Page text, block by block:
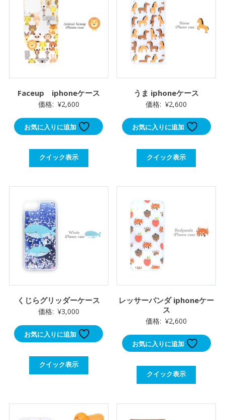
Faceup iphoneケース
価格: ¥2,600
お気に入りに追加
クイック表示
うま iphoneケース
価格: ¥2,600
お気に入りに追加
クイック表示
くじらグリッダーケース
価格: ¥3,000
お気に入りに追加
クイック表示
レッサーパンダ iphoneケー
ス
価格: ¥2,600
お気に入りに追加
クイック表示